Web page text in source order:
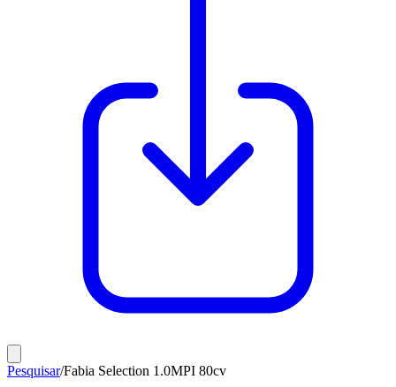
Pesquisar/Fabia Selection 1.0MPI 80cv